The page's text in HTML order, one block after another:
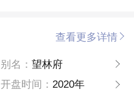
查看更多详情
别名： 望林府
开盘时间： 2020年